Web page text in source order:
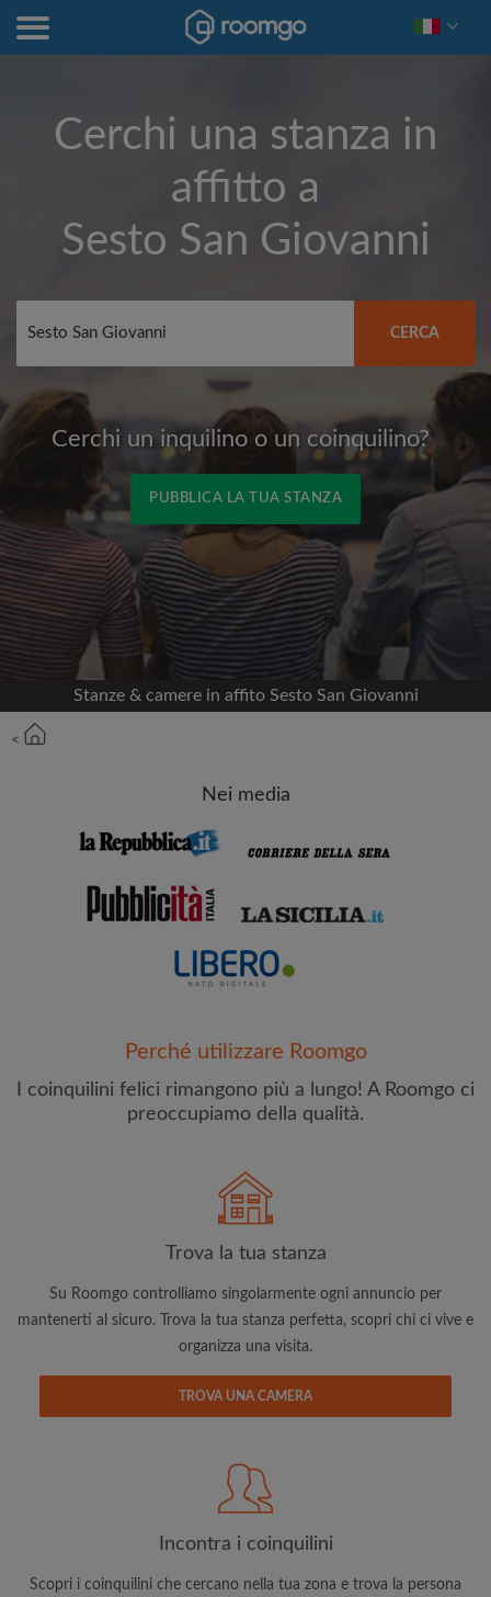
Cerchi una stanza in
affitto a
Sesto San Giovanni
CERCA
Cerchi un inquilino o un coinquilino?
PUBBLICA LA TUA STANZA
Accedi con Facebook
Non pubblicheremo mai nella tua cronologia
senza il tuo permesso
OPPURE
Data di trasferimento
Ho letto, compreso e accettato Termini e le Condizioni
riconoscere il Politica sulla Riservatezza
aggiornamenti via e-mail del tuo account
Stanze & camere in affito Sesto San Giovanni
<
Nei media
Perché utilizzare Roomgo
I coinquilini felici rimangono più a lungo! A Roomgo ci
preoccupiamo della qualità.
Trova la tua stanza
Su Roomgo controlliamo singolarmente ogni annuncio per
mantenerti al sicuro. Trova la tua stanza perfetta, scopri chi ci vive e
organizza una visita.
TROVA UNA CAMERA
Incontra i coinquilini
Scopri i coinquilini che cercano nella tua zona e trova la persona